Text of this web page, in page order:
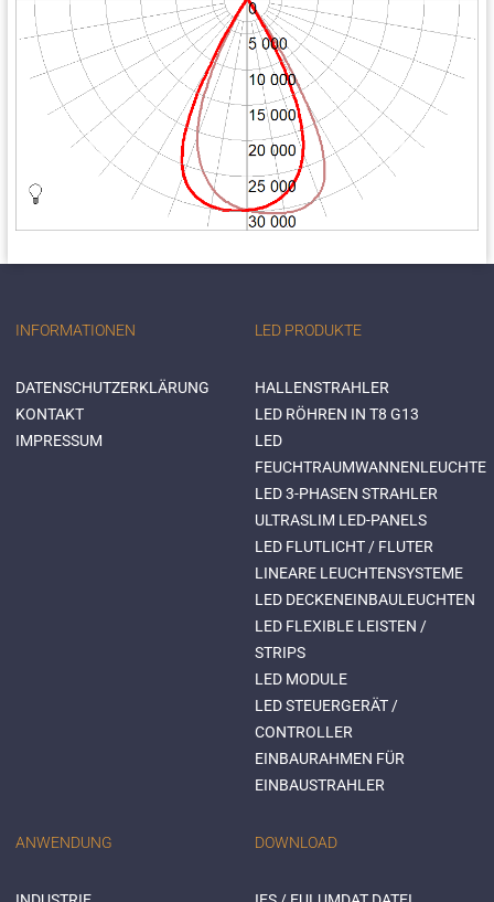
INFORMATIONEN
DATENSCHUTZERKLÄRUNG
KONTAKT
IMPRESSUM
LED PRODUKTE
HALLENSTRAHLER
LED RÖHREN IN T8 G13
LED
FEUCHTRAUMWANNENLEUCHTE
LED 3-PHASEN STRAHLER
ULTRASLIM LED-PANELS
LED FLUTLICHT / FLUTER
LINEARE LEUCHTENSYSTEME
LED DECKENEINBAULEUCHTEN
LED FLEXIBLE LEISTEN /
STRIPS
LED MODULE
LED STEUERGERÄT /
CONTROLLER
EINBAURAHMEN FÜR
EINBAUSTRAHLER
ANWENDUNG DOWNLOAD